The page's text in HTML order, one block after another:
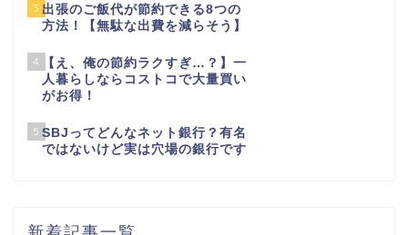
3 出張のご飯代が節約できる8つの
方法！【無駄な出費を減らそう】
4
【え、俺の節約ラクすぎ…？】一
人暮らしならコストコで大量買い
がお得！
5 SBJってどんなネット銀行？有名
ではないけど実は穴場の銀行です